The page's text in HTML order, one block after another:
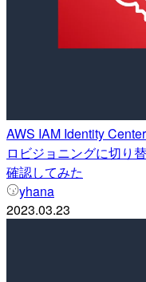
AWS IAM Identity
ロビジョニングに切り
確認してみた
yhana
2023.03.23